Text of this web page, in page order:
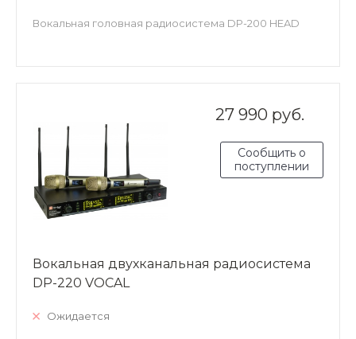
Вокальная головная радиосистема DP-200 HEAD
27 990 руб.
Сообщить о
поступлении
Вокальная двухканальная радиосистема
DP-220 VOCAL
Ожидается